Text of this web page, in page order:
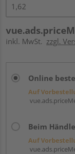
inkl. MwSt. zzgl.
Online
Auf
Beim
Auf